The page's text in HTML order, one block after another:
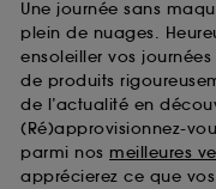
Une journée sans
plein de nuages.
ensoleiller vos
de produits
de l’actualité en
(Ré)approvisionnez-
parmi nos meilleures
apprécierez ce que